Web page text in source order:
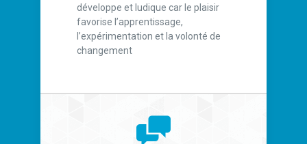
développe et ludique car le plaisir
favorise l’apprentissage,
l’expérimentation et la volonté de
changement